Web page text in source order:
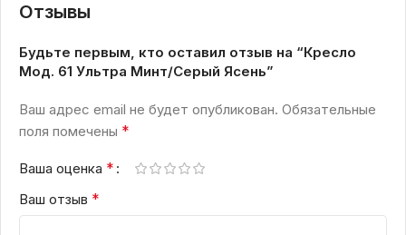
Отзывы
Будьте первым, кто оставил отзыв на “Кресло
Мод. 61 Ультра Минт/Серый Ясень”
Ваш адрес email не будет опубликован. Обязательные
поля помечены *
Ваша оценка *
Ваш отзыв *